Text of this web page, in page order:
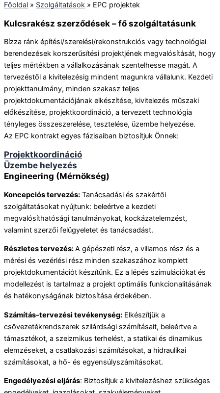
Főoldal » Szolgáltatások » EPC projektek
Kulcsrakész szerződések – fő szolgáltatásunk
Bízza ránk építési/szerelési/rekonstrukciós vagy technológiai
berendezések korszerűsítési projektjének megvalósítását, hogy
teljes mértékben a vállalkozásának szentelhesse magát. A
tervezéstől a kivitelezésig mindent magunkra vállalunk. Kezdeti
projekttanulmány, minden szakasz teljes
projektdokumentációjának elkészítése, kivitelezés műszaki
előkészítése, projektkoordináció, a tervezett technológia
tényleges összeszerelése, tesztelése, üzembe helyezése.
Az EPC kontrakt egyes fázisaiban biztosítjuk Önnek:
Projektkoordináció
Üzembe helyezés
Engineering (Mérnökség)
Koncepciós tervezés: Tanácsadási és szakértői
szolgáltatásokat nyújtunk: beleértve a kezdeti
megvalósíthatósági tanulmányokat, kockázatelemzést,
valamint szerzői felügyeletet és tanácsadást.
Részletes tervezés:A gépészeti rész, a villamos rész és a
mérési és vezérlési rész minden szakaszához komplett
projektdokumentációt készítünk. Ez a lépés szimulációkat és
modellezést is tartalmaz a projekt optimális funkcionalitásának
és hatékonyságának biztosítása érdekében.
Számítás-tervezési tevékenység: Elkészítjük a
csővezetékrendszerek szilárdsági számításait, beleértve a
támasztékot, a szeizmikus terhelést, a statikai és dinamikus
elemzéseket, a csatlakozási számításokat, a hidraulikai
számításokat, a hő- és egyensúlyszámításokat.
Engedélyezési eljárás: Biztosítjuk a kivitelezéshez szükséges